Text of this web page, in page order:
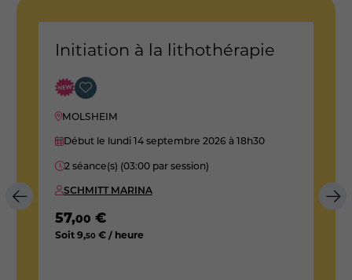
Initiation à la lithothérapie
MOLSHEIM
Début le lundi 14 septembre 2026 à 18h30
2 séance(s) (03:00 par session)
SCHMITT MARINA
57,00 €
Soit9,50 € / heure